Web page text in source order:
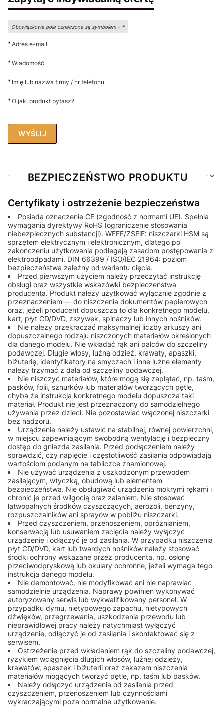
Obowiązkowe pola oznaczone są symbolem - *
*Adres e-mail
*Wiadomość
* Imię lub nazwa firmy / nr telefonu
*O jaki produkt pytasz?
WYŚLIJ
BEZPIECZEŃSTWO PRODUKTU
Certyfikaty i ostrzeżenie bezpieczeństwa
Posiada oznaczenie CE (zgodność z normami UE). Spełnia
wymagania dyrektywy RoHS (ograniczenie stosowania
niebezpiecznych substancji). WEEE/ZSEiE: niszczarki HSM są
sprzętem elektrycznym i elektronicznym, dlatego po
zakończeniu użytkowania podlegają zasadom postępowania z
elektroodpadami. DIN 66399 / ISO/IEC 21964: poziom
bezpieczeństwa zależny od wariantu cięcia.
Przed pierwszym użyciem należy przeczytać instrukcję
obsługi oraz wszystkie wskazówki bezpieczeństwa
producenta. Produkt należy użytkować wyłącznie zgodnie z
przeznaczeniem — do niszczenia dokumentów papierowych
oraz, jeżeli producent dopuszcza to dla konkretnego modelu,
kart, płyt CD/DVD, zszywek, spinaczy lub innych nośników.
Nie należy przekraczać maksymalnej liczby arkuszy ani
dopuszczalnego rodzaju niszczonych materiałów określonych
dla danego modelu. Nie wkładać rąk ani palców do szczeliny
podawczej. Długie włosy, luźną odzież, krawaty, apaszki,
biżuterię, identyfikatory na smyczach i inne luźne elementy
należy trzymać z dala od szczeliny podawczej.
Nie niszczyć materiałów, które mogą się zaplątać, np. taśm,
pasków, folii, sznurków lub materiałów tworzących pętle,
chyba że instrukcja konkretnego modelu dopuszcza taki
materiał. Produkt nie jest przeznaczony do samodzielnego
używania przez dzieci. Nie pozostawiać włączonej niszczarki
bez nadzoru.
Urządzenie należy ustawić na stabilnej, równej powierzchni,
w miejscu zapewniającym swobodną wentylację i bezpieczny
dostęp do gniazda zasilania. Przed podłączeniem należy
sprawdzić, czy napięcie i częstotliwość zasilania odpowiadają
wartościom podanym na tabliczce znamionowej.
Nie używać urządzenia z uszkodzonym przewodem
zasilającym, wtyczką, obudową lub elementem
bezpieczeństwa. Nie obsługiwać urządzenia mokrymi rękami i
chronić je przed wilgocią oraz zalaniem. Nie stosować
łatwopalnych środków czyszczących, aerozoli, benzyny,
rozpuszczalników ani sprayów w pobliżu niszczarki.
Przed czyszczeniem, przenoszeniem, opróżnianiem,
konserwacją lub usuwaniem zacięcia należy wyłączyć
urządzenie i odłączyć je od zasilania. W przypadku niszczenia
płyt CD/DVD, kart lub twardych nośników należy stosować
środki ochrony wskazane przez producenta, np. osłonę
przeciwodpryskową lub okulary ochronne, jeżeli wymaga tego
instrukcja danego modelu.
Nie demontować, nie modyfikować ani nie naprawiać
samodzielnie urządzenia. Naprawy powinien wykonywać
autoryzowany serwis lub wykwalifikowany personel. W
przypadku dymu, nietypowego zapachu, nietypowych
dźwięków, przegrzewania, uszkodzenia przewodu lub
nieprawidłowej pracy należy natychmiast wyłączyć
urządzenie, odłączyć je od zasilania i skontaktować się z
serwisem.
Ostrzeżenie przed wkładaniem rąk do szczeliny podawczej,
ryzykiem wciągnięcia długich włosów, luźnej odzieży,
krawatów, apaszek i biżuterii oraz zakazem niszczenia
materiałów mogących tworzyć pętle, np. taśm lub pasków.
Należy odłączyć urządzenia od zasilania przed
czyszczeniem, przenoszeniem lub czynnościami
wykraczającymi poza normalne użytkowanie.